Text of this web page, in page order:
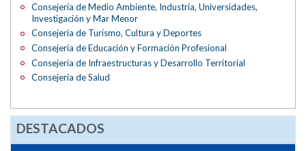
Consejería de Medio Ambiente, Industria, Universidades,
Investigación y Mar Menor
Consejería de Turismo, Cultura y Deportes
Consejería de Educación y Formación Profesional
Consejería de Infraestructuras y Desarrollo Territorial
Consejería de Salud
DESTACADOS